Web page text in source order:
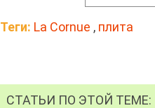
Теги: La Cornue , плита
СТАТЬИ ПО ЭТОЙ ТЕМЕ: